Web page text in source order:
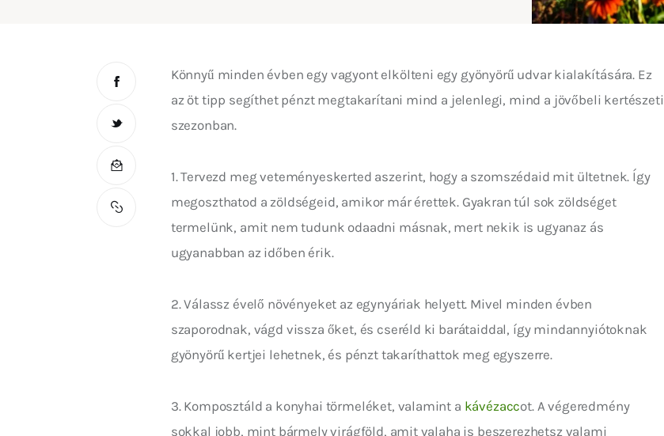
Könnyű minden évben egy vagyont elkölteni egy gyönyörű udvar kialakítására. Ez
az öt tipp segíthet pénzt megtakarítani mind a jelenlegi, mind a jövőbeli kertészeti
szezonban.
1. Tervezd meg veteményeskerted aszerint, hogy a szomszédaid mit ültetnek. Így
megoszthatod a zöldségeid, amikor már érettek. Gyakran túl sok zöldséget
termelünk, amit nem tudunk odaadni másnak, mert nekik is ugyanaz ás
ugyanabban az időben érik.
2. Válassz évelő növényeket az egynyáriak helyett. Mivel minden évben
szaporodnak, vágd vissza őket, és cseréld ki barátaiddal, így mindannyiótoknak
gyönyörű kertjei lehetnek, és pénzt takaríthattok meg egyszerre.
3. Komposztáld a konyhai törmeléket, valamint a kávézaccot. A végeredmény
sokkal jobb, mint bármely virágföld, amit valaha is beszerezhetsz valami